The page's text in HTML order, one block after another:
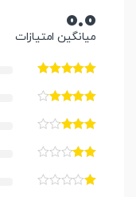
0.0
میانگین امتیازات